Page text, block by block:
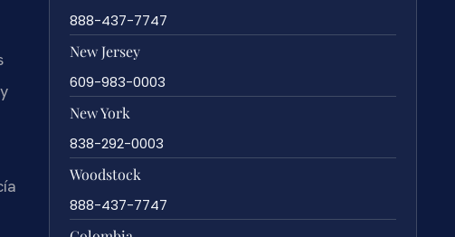
y
888-437-7747
New Jersey
609-983-0003
New York
838-292-0003
Woodstock
888-437-7747